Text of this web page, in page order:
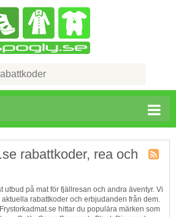
rabattkoder, rea och
utbud på mat för fjällresan och andra äventyr. Vi
aktuella rabattkoder och erbjudanden från dem.
hittar du populära märken som